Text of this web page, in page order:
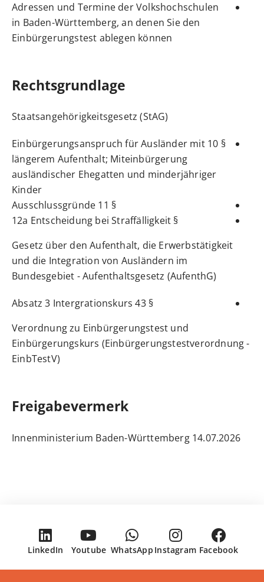
Adressen und Termine derVolkshochschulen
in Baden-Württemberg, an denen Sie den
Einbürgerungstest ablegen können
Rechtsgrundlage
Staatsangehörigkeitsgesetz (StAG)
§ 10 Einbürgerungsanspruch für Ausländer mit
längerem Aufenthalt; Miteinbürgerung
ausländischer Ehegatten und minderjähriger
Kinder
§ 11 Ausschlussgründe
§ 12a Entscheidung bei Straffälligkeit
Gesetz über den Aufenthalt, die Erwerbstätigkeit
und die Integration von Ausländern im
Bundesgebiet - Aufenthaltsgesetz (AufenthG)
§ 43 Absatz 3 Intergrationskurs
Verordnung zu Einbürgerungstest und
Einbürgerungskurs (Einbürgerungstestverordnung -
EinbTestV)
Freigabevermerk
14.07.2026 Innenministerium Baden-Württemberg
Facebook
Instagram
WhatsApp
Youtube
LinkedIn